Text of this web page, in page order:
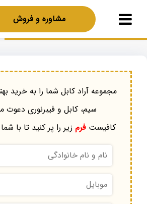
مشاوره و فروش
مجموعه آراد کابل شما را به خرید
سیم، کابل و فیبرنوری دعوت
کافیستفرم زیر را پر کنید تا با